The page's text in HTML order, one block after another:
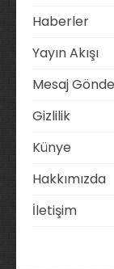
Haberler
Yayın Akışı
Mesaj
Gizlilik
Künye
Hakkımızda
İletişim